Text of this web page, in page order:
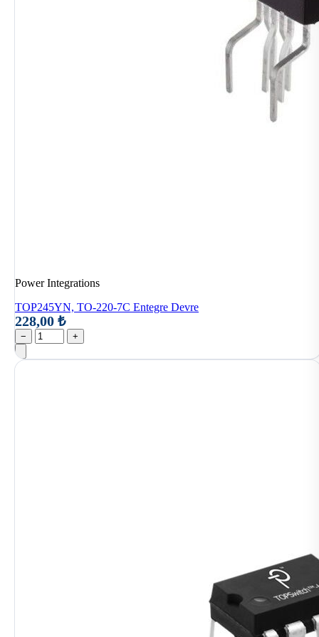
Power Integrations
TOP245YN, TO-220-7C Entegre Devre
228,00 ₺
− +